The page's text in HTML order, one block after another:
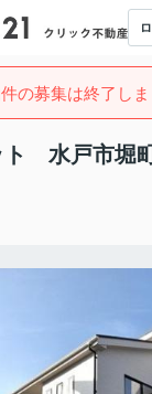
の募集は終了しま
ト 水戸市